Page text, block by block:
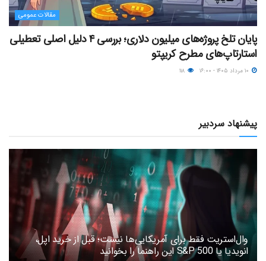
مقالات عمومی
پایان تلخ پروژه‌های میلیون دلاری؛ بررسی ۴ دلیل اصلی تعطیلی
استارتاپ‌های مطرح کریپتو
پیشنهاد سردبیر
وال‌استریت فقط برای آمریکایی‌ها نیست؛ قبل از خرید اپل،
انویدیا یا S&P 500 این راهنما را بخوانید